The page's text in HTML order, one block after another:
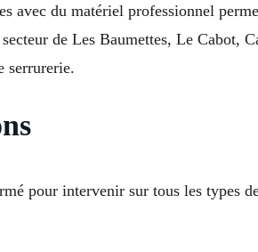
avec du matériel professionnel
de Les Baumettes, Le Cabot,
serrurerie.
pour intervenir sur tous les types